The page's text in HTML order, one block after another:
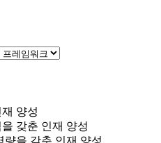
양성
갖춘 인재 양성